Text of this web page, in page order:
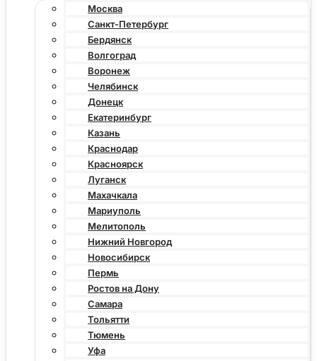
Москва
Санкт-Петербург
Бердянск
Волгоград
Воронеж
Челябинск
Донецк
Екатеринбург
Казань
Краснодар
Красноярск
Луганск
Махачкала
Мариуполь
Мелитополь
Нижний Новгород
Новосибирск
Пермь
Ростов на Дону
Самара
Тольятти
Тюмень
Уфа